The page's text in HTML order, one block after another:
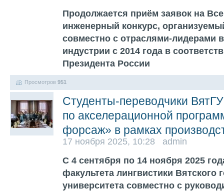
Продолжается приём заявок на
инженерный конкурс,
совместно с отраслями-лидерами
индустрии с 2014 года в
Президента России
Просмотров 951
Студенты-переводчики
по акселерационной
форсаж» в рамках
17 ноября 2025, 10:28 admin
С 4 сентября по 14 ноября 2025
факультета лингвистики Вятского
университета совместно с